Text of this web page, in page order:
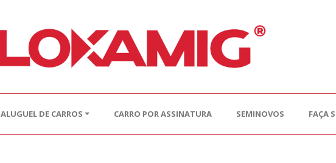
ALUGUEL DE CARROS CARRO POR ASSINATURA SEMINOVOS FAÇA